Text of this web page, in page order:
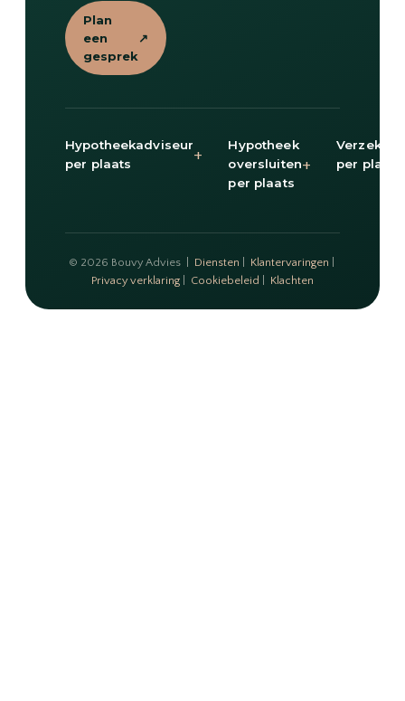
Plan
een
gesprek
↗
Hypotheekadviseur
per plaats
+
Hypotheek
oversluiten
per plaats
+
per plaats
© 2026 Bouvy Advies | Diensten Klantervaringen
Privacy verklaring
Cookiebeleid Klachten